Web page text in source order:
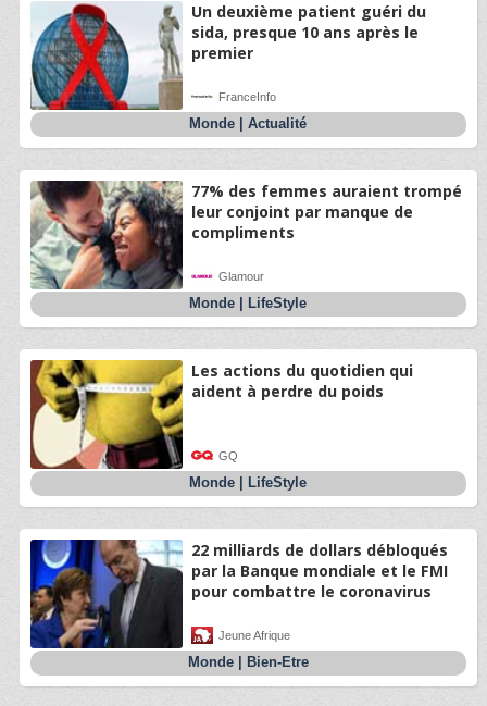
Un deuxième patient guéri du
sida, presque 10 ans après le
premier
FranceInfo
Monde |Actualité
77% des femmes auraient trompé
leur conjoint par manque de
compliments
Glamour
Monde LifeStyle
Les actions du quotidien qui
aident à perdre du poids
GQ
Monde LifeStyle
22 milliards de dollars débloqués
par la Banque mondiale et le FMI
pour combattre le coronavirus
Jeune Afrique
Monde| Bien-Etre